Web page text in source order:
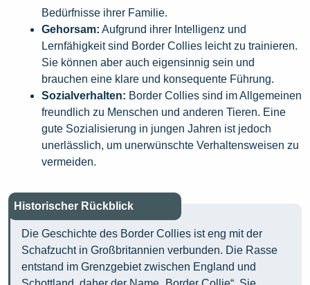
Bedürfnisse ihrer Familie.
Gehorsam: Aufgrund ihrer Intelligenz und
Lernfähigkeit sind Border Collies leicht zu trainieren.
Sie können aber auch eigensinnig sein und
brauchen eine klare und konsequente Führung.
Sozialverhalten: Border Collies sind im Allgemeinen
freundlich zu Menschen und anderen Tieren. Eine
gute Sozialisierung in jungen Jahren ist jedoch
unerlässlich, um unerwünschte Verhaltensweisen zu
vermeiden.
Historischer Rückblick
Die Geschichte des Border Collies ist eng mit der
Schafzucht in Großbritannien verbunden. Die Rasse
entstand im Grenzgebiet zwischen England und